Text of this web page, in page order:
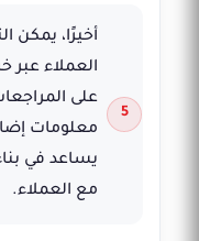
أخيرًا، يمكن
العملاء عبر
على
معلومات
يساعد في
مع العملاء.